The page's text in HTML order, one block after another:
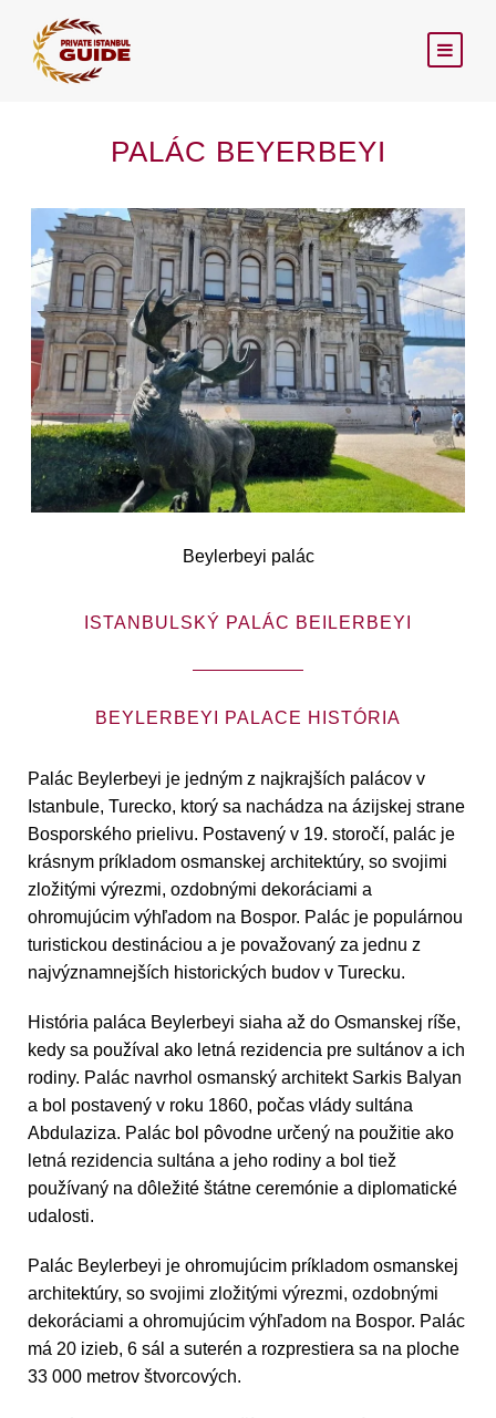
PALÁC BEYERBEYI
Beylerbeyi palác
ISTANBULSKÝ PALÁC BEILERBEYI
BEYLERBEYI PALACE HISTÓRIA
Palác Beylerbeyi je jedným z najkrajších palácov v
Istanbule, Turecko, ktorý sa nachádza na ázijskej strane
Bosporského prielivu. Postavený v 19. storočí, palác je
krásnym príkladom osmanskej architektúry, so svojimi
zložitými výrezmi, ozdobnými dekoráciami a
ohromujúcim výhľadom na Bospor. Palác je populárnou
turistickou destináciou a je považovaný za jednu z
najvýznamnejších historických budov v Turecku.
História paláca Beylerbeyi siaha až do Osmanskej ríše,
kedy sa používal ako letná rezidencia pre sultánov a ich
rodiny. Palác navrhol osmanský architekt Sarkis Balyan
a bol postavený v roku 1860, počas vlády sultána
Abdulaziza. Palác bol pôvodne určený na použitie ako
letná rezidencia sultána a jeho rodiny a bol tiež
používaný na dôležité štátne ceremónie a diplomatické
udalosti.
Palác Beylerbeyi je ohromujúcim príkladom osmanskej
architektúry, so svojimi zložitými výrezmi, ozdobnými
dekoráciami a ohromujúcim výhľadom na Bospor. Palác
má 20 izieb, 6 sál a suterén a rozprestiera sa na ploche
33 000 metrov štvorcových.